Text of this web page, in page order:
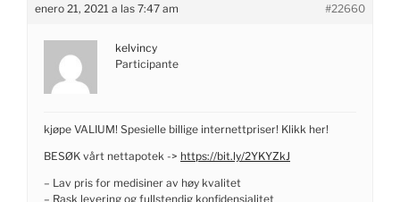
enero 21, 2021 a las 7:47 am #22660
kelvincy
Participante
kjøpe VALIUM! Spesielle billige internettpriser! Klikk her!
BESØK vårt nettapotek -> https://bit.ly/2YKYZkJ
– Lav pris for medisiner av høy kvalitet
– Rask levering og fullstendig konfidensialitet